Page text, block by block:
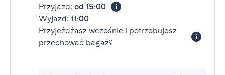
Przyjazd: od 15:00
Wyjazd: 11:00
Przyjeżdżasz wcześnie i potrzebujesz
przechować bagaż?